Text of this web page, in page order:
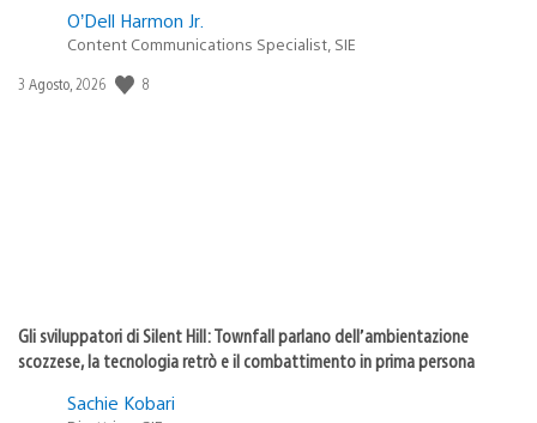
O’Dell Harmon Jr.
Content Communications Specialist, SIE
Data
3 Agosto, 2026 8
Gli sviluppatori di Silent Hill: Townfall parlano dell’ambientazione
scozzese, la tecnologia retrò e il combattimento in prima persona
Sachie Kobari